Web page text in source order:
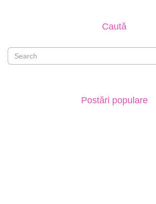
Caută
Postări populare